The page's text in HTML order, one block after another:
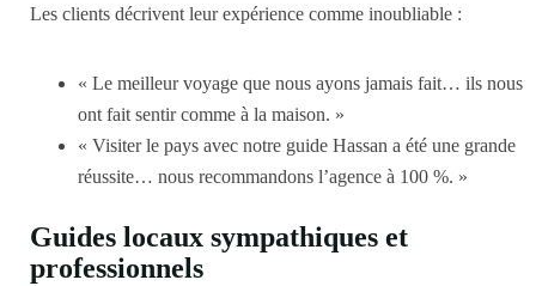
Les clients décrivent leur expérience comme inoubliable :
« Le meilleur voyage que nous ayons jamais fait… ils nous
ont fait sentir comme à la maison. »
« Visiter le pays avec notre guide Hassan a été une grande
réussite… nous recommandons l’agence à 100 %. »
Guides locaux sympathiques et
professionnels